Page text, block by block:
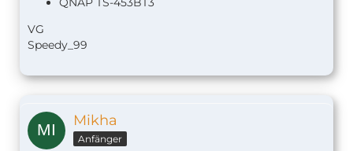
VG
Speedy_99
Mikha
Anfänger